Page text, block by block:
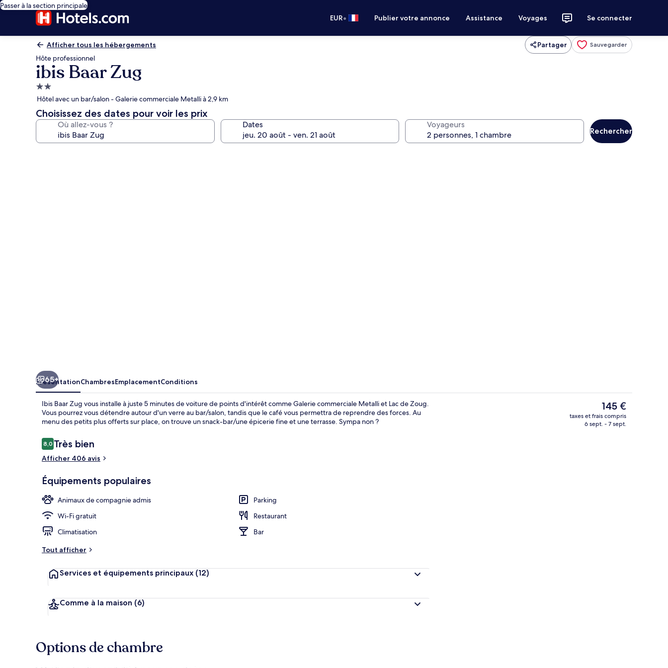
Passer à la section principale
EUR• Publier votre annonce Assistance Voyages Se connecter
Afficher tous les hébergements Partager Sauvegarder
Hôte professionnel
ibis Baar Zug
Hébergement
2.0 étoiles
Hôtel avec un bar/salon - Galerie commerciale Metalli à 2,9 km
Choisissez des dates pour voir les prix
Où allez-vous ? Dates Voyageurs
Rechercher
Chambre Double (New Sleep Easy Concept) | Bureau, chambres insonorisées, lits
Bar (sur place)
65+
PrésentationChambresEmplacementConditions
Ibis Baar Zug vous installe à juste 5 minutes de voiture de points d'intérêt comme Galerie commerciale Metalli et Lac de Zoug.
Vous pourrez vous détendre autour d'un verre au bar/salon, tandis que le café vous permettra de reprendre des forces. Au
menu des petits plus offerts sur place, on trouve un snack-bar/une épicerie fine et une terrasse. Sympa non ?
Avis
voyageurs
8,08,0 sur 10
Très bien
Afficher 406 avis
Équipements populaires
Animaux de compagnie admis
Parking
Wi-Fi gratuit
Restaurant
Climatisation
Bar
Tout afficher
Services et équipements principaux (12)
Comme à la maison (6)
Le
prix
actuel
145 €
taxes et frais compris
6 sept. - 7 sept.
Options de chambre